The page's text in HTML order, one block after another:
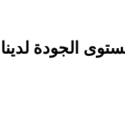
الجودة